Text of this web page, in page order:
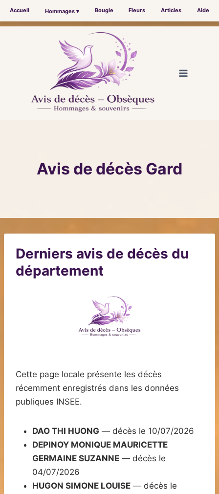
Accueil Hommages ▾ Bougie Fleurs Articles Aide
Avis de décès Gard
Derniers avis de décès du
département
Cette page locale présente les décès
récemment enregistrés dans les données
publiques INSEE.
DAO THI HUONG — décès le 10/07/2026
DEPINOY MONIQUE MAURICETTE
GERMAINE SUZANNE — décès le
04/07/2026
HUGON SIMONE LOUISE — décès le